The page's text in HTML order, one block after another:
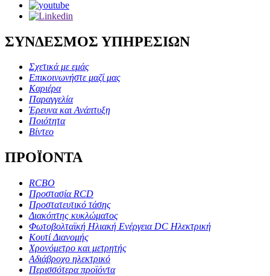
ΣΥΝΔΕΣΜΟΣ ΥΠΗΡΕΣΙΩΝ
Σχετικά με εμάς
Επικοινωνήστε μαζί μας
Καριέρα
Παραγγελία
Έρευνα και Ανάπτυξη
Ποιότητα
Βίντεο
ΠΡΟΪΟΝΤΑ
RCBO
Προστασία RCD
Προστατευτικό τάσης
Διακόπτης κυκλώματος
Φωτοβολταϊκή Ηλιακή Ενέργεια DC Ηλεκτρική
Κουτί Διανομής
Χρονόμετρο και μετρητής
Αδιάβροχο ηλεκτρικό
Περισσότερα προϊόντα